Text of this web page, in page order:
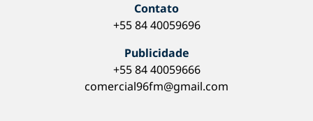
Contato
+55 84 40059696
Publicidade
+55 84 40059666
comercial96fm@gmail.com